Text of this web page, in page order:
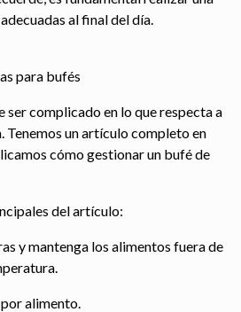
al final del día.
para bufés
ser complicado en lo que respecta a
Tenemos un artículo completo en
cómo gestionar un bufé de
del artículo:
y mantenga los alimentos fuera de
alimento.